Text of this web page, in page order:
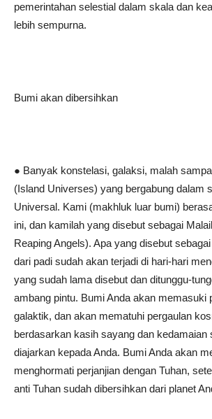
pemerintahan selestial dalam skala dan
lebih sempurna.
Bumi akan dibersihkan
● Banyak konstelasi, galaksi, malah
(Island Universes) yang bergabung dalam
Universal. Kami (makhluk luar bumi)
ini, dan kamilah yang disebut sebagai
Reaping Angels). Apa yang disebut
dari padi sudah akan terjadi di hari-hari
yang sudah lama disebut dan ditunggu-
ambang pintu. Bumi Anda akan memasuki
galaktik, dan akan mematuhi pergaulan
berdasarkan kasih sayang dan kedamaian
diajarkan kepada Anda. Bumi Anda akan
menghormati perjanjian dengan Tuhan,
anti Tuhan sudah dibersihkan dari planet